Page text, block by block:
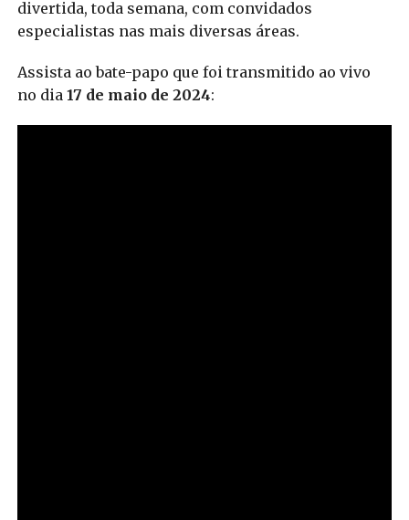
divertida, toda semana, com convidados
especialistas nas mais diversas áreas.
Assista ao bate-papo que foi transmitido ao vivo
no dia 17 de maio de 2024: